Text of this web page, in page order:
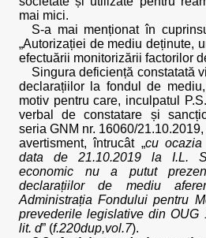
mai mici.
S-a mai menționat în
„Autorizației de mediu deținute,
efectuării monitorizării factorilor
Singura deficiență constatată
declarațiilor la fondul de
motiv pentru care, inculpatul
verbal de constatare și
seria GNM nr. 16060/
avertisment, întrucât „cu ocazia
data de 21.10.2019 la I.L.
economic nu a putut
declarațiilor de mediu
Administrația Fondului pentru
prevederile legislative din OUG
lit. d” (f.220dup,vol.7).